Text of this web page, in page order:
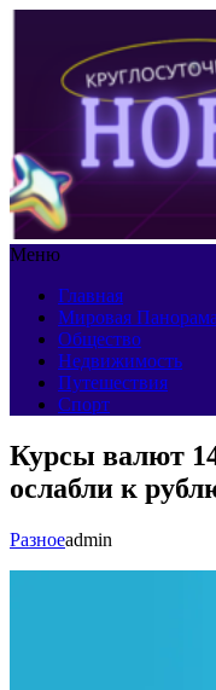
Меню
Главная
Мировая Панорама
Общество
Недвижимость
Путешествия
Спорт
Курсы валют
ослабли к
Разноеadmin